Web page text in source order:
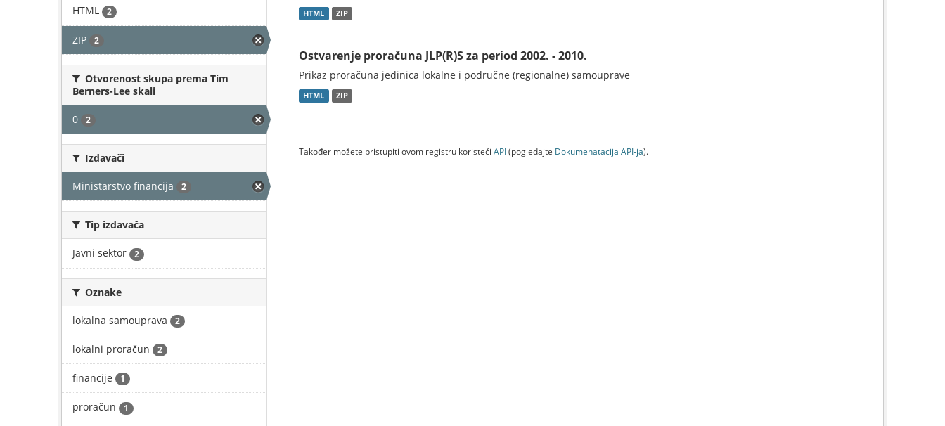
HTML 2
ZIP 2
Otvorenost skupa prema Tim
Berners-Lee skali
0 2
Izdavači
Ministarstvo financija 2
Tip izdavača
Javni sektor 2
Oznake
lokalna samouprava 2
lokalni proračun 2
financije 1
proračun 1
HTML ZIP
Ostvarenje proračuna JLP(R)S za period 2002. - 2010.
Prikaz proračuna jedinica lokalne i područne (regionalne) samouprave
HTML ZIP
Također možete pristupiti ovom registru koristeći API(pogledajte Dokumenаtаcijа API-jа).